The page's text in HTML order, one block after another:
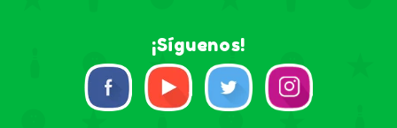
¡Síguenos!